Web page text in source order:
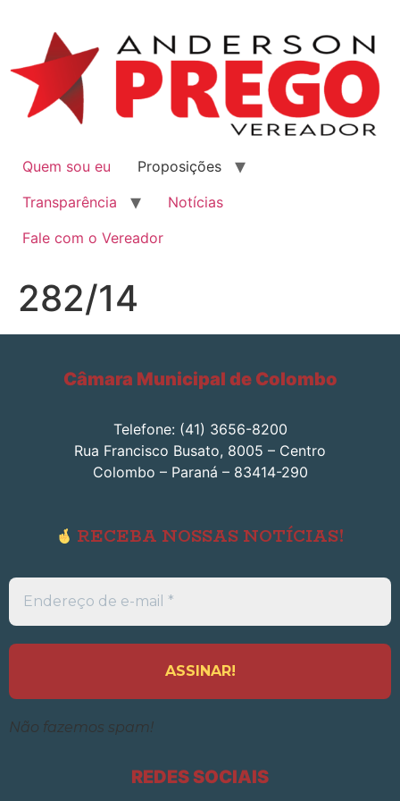
Quem sou eu
Proposições
Transparência
Notícias
Fale com o Vereador
282/14
Câmara Municipal de Colombo
Telefone: (41) 3656-8200
Rua Francisco Busato, 8005 – Centro
Colombo – Paraná – 83414-290
RECEBA NOSSAS NOTÍCIAS!
Endereço
de
e-
*
Não fazemos spam!
REDES SOCIAIS